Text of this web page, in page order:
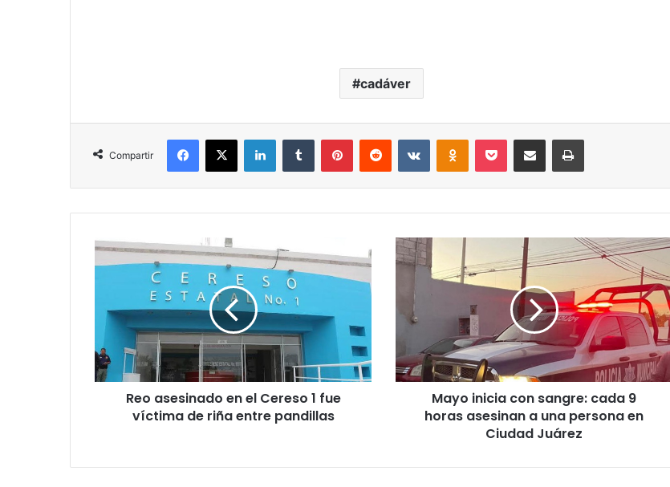
cadáver
Compartir
Facebook
X LinkedInTumblr PinterestReddit VKontakteOdnoklassniki
Pocket Share via Email Print
Reo
asesinado
Cereso
fue
víctima
de
Reo asesinado en el Cereso 1 fue
víctima de riña entre pandillas
Mayo
inicia
sangre:
cada
asesinan
a
persona
Juárez
Mayo inicia con sangre: cada 9
horas asesinan a una persona en
Ciudad Juárez